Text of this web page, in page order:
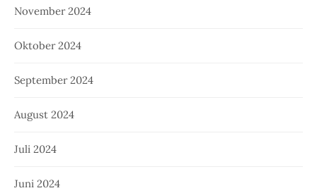
November 2024
Oktober 2024
September 2024
August 2024
Juli 2024
Juni 2024